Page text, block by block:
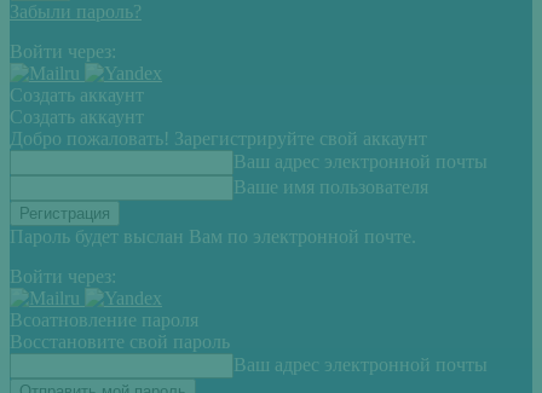
Забыли пароль?
Войти через:
Создать аккаунт
Создать аккаунт
Добро пожаловать! Зарегистрируйте свой аккаунт
Ваш адрес электронной почты
Ваше имя пользователя
Пароль будет выслан Вам по электронной почте.
Войти через:
Всоатновление пароля
Восстановите свой пароль
Ваш адрес электронной почты